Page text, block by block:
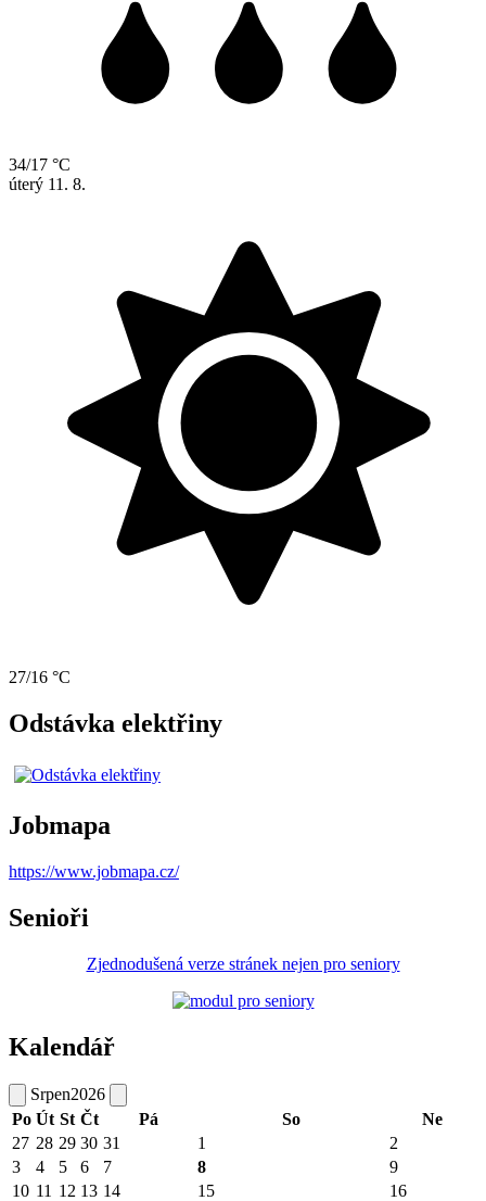
34/17 °C
úterý 11. 8.
27/16 °C
Odstávka elektřiny
Jobmapa
https://www.jobmapa.cz/
Senioři
Zjednodušená verze stránek nejen pro seniory
Kalendář
Srpen2026
Po Út St Čt Pá So
Ne
27 28 29 30 31 1
2
3
4 5 6 7 8
9
10 11 12 13 14 15
16